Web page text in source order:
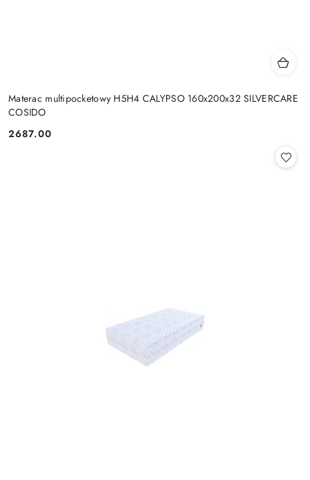
Materac multipocketowy H5H4 CALYPSO 160x200x32 SILVERCARE
COSIDO
Cena:
2687.00